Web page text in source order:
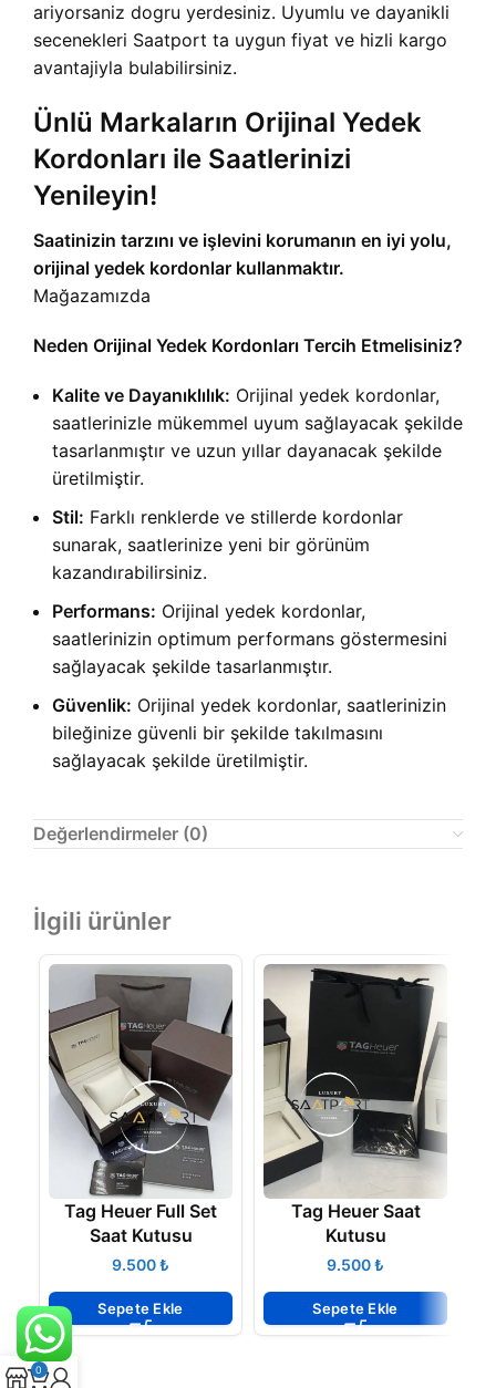
ariyorsaniz dogru yerdesiniz. Uyumlu ve dayanikli
secenekleri Saatport ta uygun fiyat ve hizli kargo
avantajiyla bulabilirsiniz.
Ünlü Markaların Orijinal Yedek
Kordonları ile Saatlerinizi
Yenileyin!
Saatinizin tarzını ve işlevini korumanın en iyi yolu,
orijinal yedek kordonlar kullanmaktır.
Mağazamızda
Neden Orijinal Yedek Kordonları Tercih Etmelisiniz?
Kalite ve Dayanıklılık: Orijinal yedek kordonlar,
saatlerinizle mükemmel uyum sağlayacak şekilde
tasarlanmıştır ve uzun yıllar dayanacak şekilde
üretilmiştir.
Stil: Farklı renklerde ve stillerde kordonlar
sunarak, saatlerinize yeni bir görünüm
kazandırabilirsiniz.
Performans: Orijinal yedek kordonlar,
saatlerinizin optimum performans göstermesini
sağlayacak şekilde tasarlanmıştır.
Güvenlik: Orijinal yedek kordonlar, saatlerinizin
bileğinize güvenli bir şekilde takılmasını
sağlayacak şekilde üretilmiştir.
Değerlendirmeler (0)
İlgili ürünler
Tag Heuer Full Set
Saat Kutusu
₺
Sepete Ekle
Tag Heuer Saat
Kutusu
₺
Sepete Ekle
0